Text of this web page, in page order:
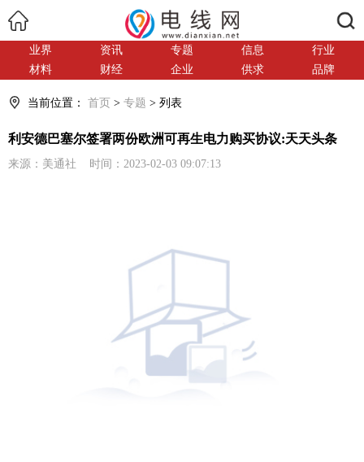
业界 资讯 专题 信息
行业
材料
财经 企业 供求 品牌
当前位置： 首页 > 专题 > 列表
利安德巴塞尔签署两份欧洲可再生电力购买协议:天天头条
来源：美通社 时间：2023-02-03 09:07:13